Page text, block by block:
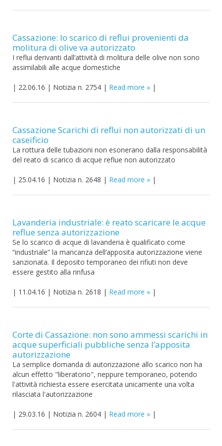
Cassazione: lo scarico di reflui provenienti da
molitura di olive va autorizzato
I reflui derivanti dall’attività di molitura delle olive non sono
assimilabili alle acque domestiche
| 22.06.16 | Notizia n. 2754 | Read more |
Cassazione Scarichi di reflui non autorizzati di un
caseificio
La rottura delle tubazioni non esonerano dalla responsabilità
del reato di scarico di acque reflue non autorizzato
| 25.04.16 | Notizia n. 2648 | Read more |
Lavanderia industriale: è reato scaricare le acque
reflue senza autorizzazione
Se lo scarico di acque di lavanderia è qualificato come
“industriale” la mancanza dell’apposita autorizzazione viene
sanzionata. Il deposito temporaneo dei rifiuti non deve
essere gestito alla rinfusa
| 11.04.16 | Notizia n. 2618 | Read more |
Corte di Cassazione: non sono ammessi scarichi in
acque superficiali pubbliche senza l’apposita
autorizzazione
La semplice domanda di autorizzazione allo scarico non ha
alcun effetto "liberatorio", neppure temporaneo, potendo
l'attività richiesta essere esercitata unicamente una volta
rilasciata l'autorizzazione
| 29.03.16 | Notizia n. 2604 | Read more |